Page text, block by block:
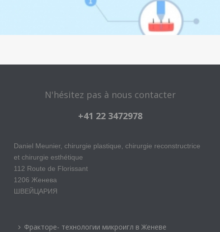
N'hésitez pas à nous contacter
+41 22 3472978
Daniel Meunier, chirurgie plastique, chirurgie reconstructrice
et chirurgie esthétique
112 Route de Florissant
1206 Женева
ШВЕЙЦАРИЯ
Фракторе- технологии микроигл в Женеве